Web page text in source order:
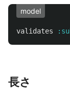
model
validates
長さ